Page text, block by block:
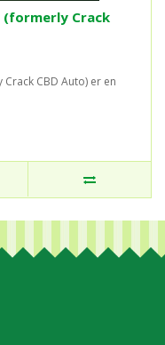
(formerly Crack
CBD Auto) er en